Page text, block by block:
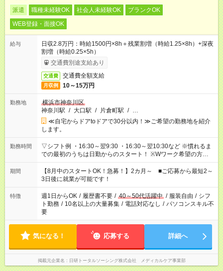
派遣 職種未経験OK 社会人未経験OK
ブランクOK
WEB登録・面接OK
給与
日収2.8万円：時給1500円×8h＋残業割増（時給1.25×8h）+深夜
割増（時給0.25×5h）
交通費別途支給あり
交通費 交通費全額支給
月収例 10～15万円
勤務地
横浜市神奈川区
神奈川駅 / 大口駅 / 片倉町駅 / …
≪自宅からドアtoドアで30分以内！≫ご希望の勤務地を紹介
します。
勤務時間
▽シフト例 ・16:30～翌9:30 ・16:30～翌10:30など ※慣れるま
での最初のうちは日勤からのスタート！ ※Wワーク希望の方へ
今ご覧のお仕事で希望する勤務時間と、もう1つのお仕事の勤務
時間。 合計で週40時間を超える場合は応募できません。
期間
【8月中のスタートOK！急募！】2カ月～ ■ご応募から最短2～
3日後に就業が可能です！
特徴 週1日からOK / 履歴書不要 / 40～50代活躍中 / 服装自由 / シフ
ト勤務 / 10名以上の大量募集 / 電話対応なし / パソコンスキル不
要
気になる！ 応募する 詳細へ
掲載元企業名 日研トータルソーシング株式会社 メディカルケア事業部